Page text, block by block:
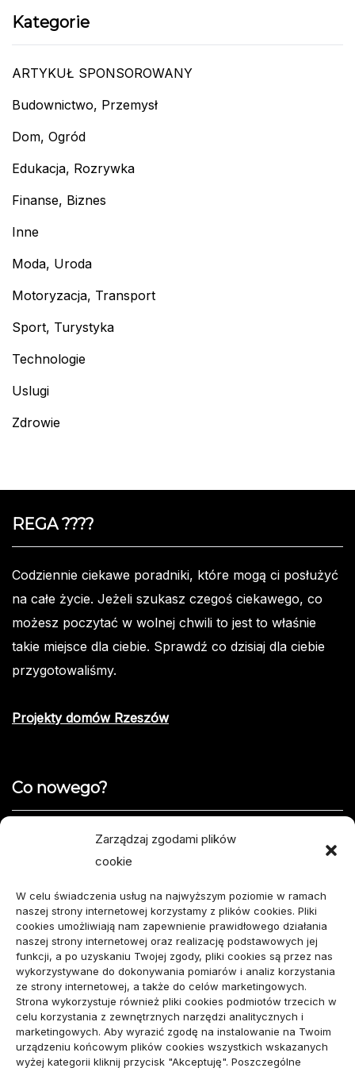
Zarządzaj zgodami plików
cookie
W celu świadczenia usług na najwyższym poziomie w ramach
naszej strony internetowej korzystamy z plików cookies. Pliki
cookies umożliwiają nam zapewnienie prawidłowego działania
naszej strony internetowej oraz realizację podstawowych jej
funkcji, a po uzyskaniu Twojej zgody, pliki cookies są przez nas
wykorzystywane do dokonywania pomiarów i analiz korzystania
ze strony internetowej, a także do celów marketingowych.
Strona wykorzystuje również pliki cookies podmiotów trzecich w
celu korzystania z zewnętrznych narzędzi analitycznych i
marketingowych. Aby wyrazić zgodę na instalowanie na Twoim
urządzeniu końcowym plików cookies wszystkich wskazanych
wyżej kategorii kliknij przycisk "Akceptuję". Poszczególne
Kategorie
ARTYKUŁ SPONSOROWANY
Budownictwo, Przemysł
Dom, Ogród
Edukacja, Rozrywka
Finanse, Biznes
Inne
Moda, Uroda
Motoryzacja, Transport
Sport, Turystyka
Technologie
Uslugi
Zdrowie
REGA ????️
Codziennie ciekawe poradniki, które mogą ci posłużyć
na całe życie. Jeżeli szukasz czegoś ciekawego, co
możesz poczytać w wolnej chwili to jest to właśnie
takie miejsce dla ciebie. Sprawdź co dzisiaj dla ciebie
przygotowaliśmy.
Projekty domów Rzeszów
Co nowego?
Jak opisać usterkę telefonu w formularzu naprawy
Projekty domów do 100 m² – jak zmieścić wszystko,
czego potrzebujesz?
Amortyzator Audi A6 C7 – najczęstsze usterki i
sposoby naprawy
Komunikacja marki osobistej przed kontaktem z
mediami
wizytówka nap